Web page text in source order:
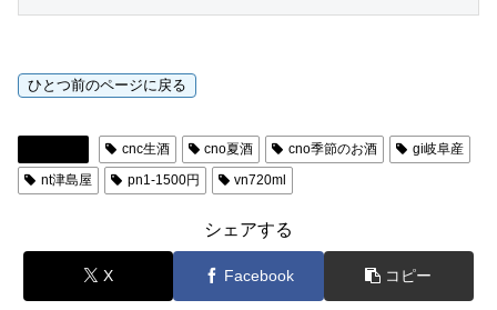
cnc生酒 cno夏酒 cno季節のお酒
gi岐阜産
nt津島屋
pn1-1500円 vn720ml
シェアする
X Facebook コピー